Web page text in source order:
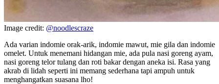
Image credit: @noodlescraze
Ada varian indomie orak-arik, indomie mawut, mie gila dan indomie
omelet. Untuk menemani hidangan mie, ada pula nasi goreng ayam,
nasi goreng telor tulang dan roti bakar dengan aneka isi. Rasa yang
akrab di lidah seperti ini memang sederhana tapi ampuh untuk
menghangatkan suasana lho!